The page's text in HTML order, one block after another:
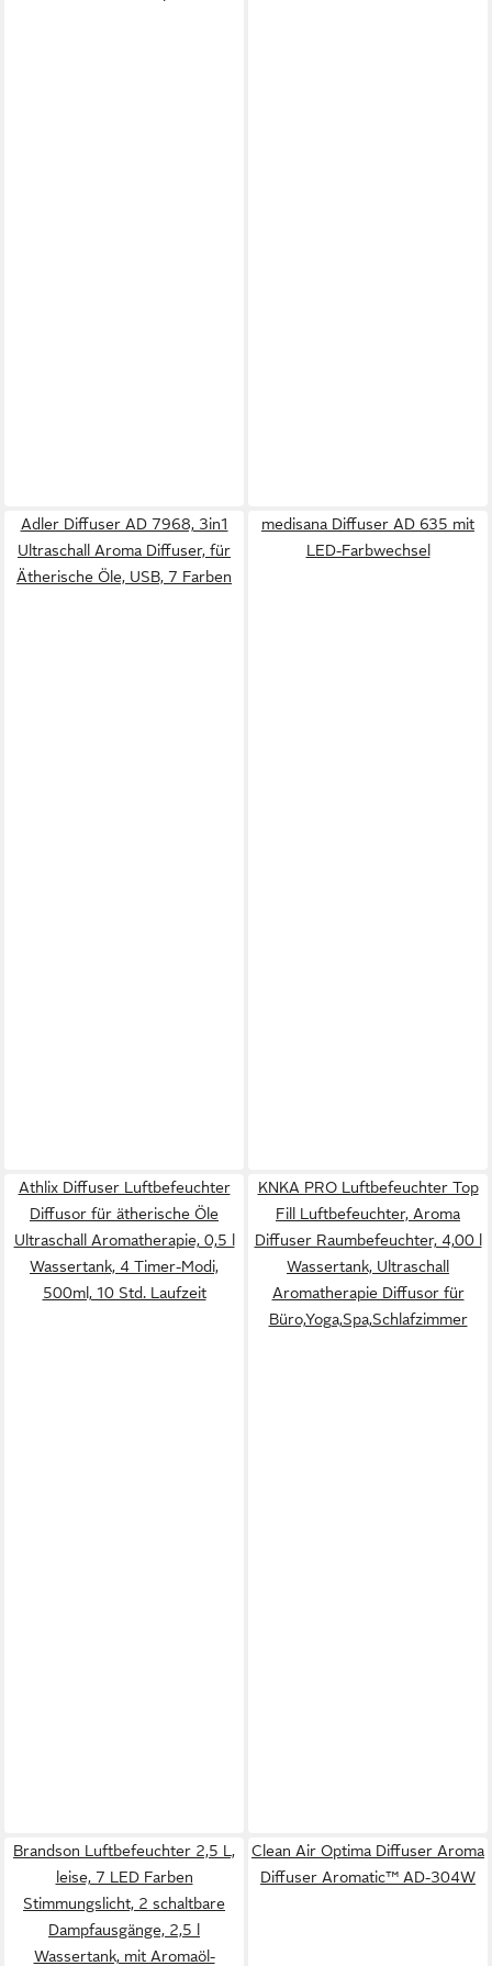
Adler Diffuser AD 7968, 3in1
Ultraschall Aroma Diffuser, für
Ätherische Öle, USB, 7 Farben
medisana Diffuser AD 635 mit
LED-Farbwechsel
Athlix Diffuser Luftbefeuchter
Diffusor für ätherische Öle
Ultraschall Aromatherapie, 0,5 l
Wassertank, 4 Timer-Modi,
500ml, 10 Std. Laufzeit
KNKA PRO Luftbefeuchter Top
Fill Luftbefeuchter, Aroma
Diffuser Raumbefeuchter, 4,00 l
Wassertank, Ultraschall
Aromatherapie Diffusor für
Büro,Yoga,Spa,Schlafzimmer
Brandson Luftbefeuchter 2,5 L,
leise, 7 LED Farben
Stimmungslicht, 2 schaltbare
Dampfausgänge, 2,5 l
Wassertank, mit Aromaöl-
Clean Air Optima Diffuser Aroma
Diffuser Aromatic™ AD-304W